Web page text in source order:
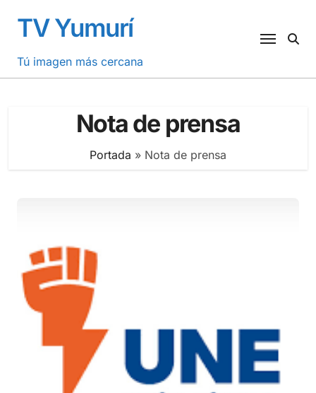
contenido
TV Yumurí
Tú imagen más cercana
Nota de prensa
Portada » Nota de prensa